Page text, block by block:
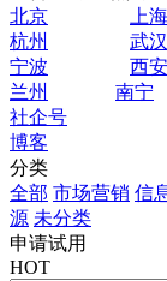
北京
上海
杭州
武汉
宁波
西安
兰州
南宁
社企号
博客
分类
全部 市场营销 信
源 未分类
申请试用
HOT